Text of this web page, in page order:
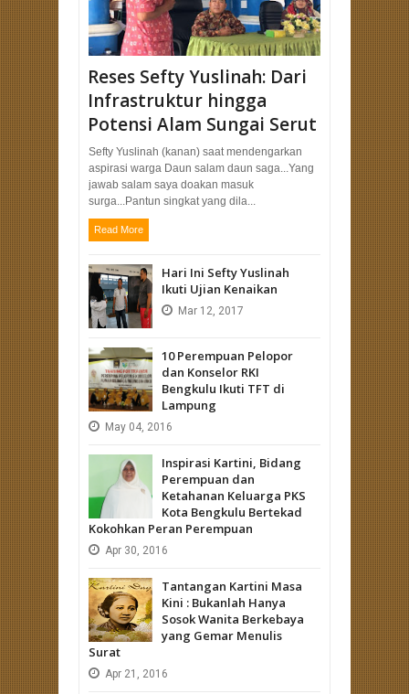
Reses Sefty Yuslinah: Dari
Infrastruktur hingga
Potensi Alam Sungai Serut
Sefty Yuslinah (kanan) saat mendengarkan
aspirasi warga Daun salam daun saga...Yang
jawab salam saya doakan masuk
surga...Pantun singkat yang dila...
Read More
Hari Ini Sefty Yuslinah
Ikuti Ujian Kenaikan
Mar 12, 2017
10 Perempuan Pelopor
dan Konselor RKI
Bengkulu Ikuti TFT di
Lampung
May 04, 2016
Inspirasi Kartini, Bidang
Perempuan dan
Ketahanan Keluarga PKS
Kota Bengkulu Bertekad
Kokohkan Peran Perempuan
Apr 30, 2016
Tantangan Kartini Masa
Kini : Bukanlah Hanya
Sosok Wanita Berkebaya
yang Gemar Menulis
Surat
Apr 21, 2016